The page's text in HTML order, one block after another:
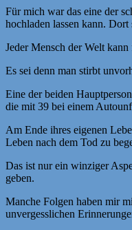
Für mich war das eine der
hochladen lassen kann.
Jeder Mensch der Welt
Es sei denn man stirbt
Eine der beiden
die mit 39 bei einem
Am Ende ihres eigenen
Leben nach dem Tod zu
Das ist nur ein winziger
geben.
Manche Folgen haben mir
unvergesslichen